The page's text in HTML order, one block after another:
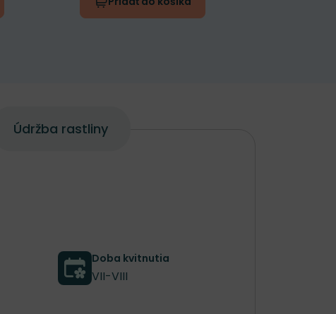
Údržba rastliny
Doba kvitnutia
VII-VIII